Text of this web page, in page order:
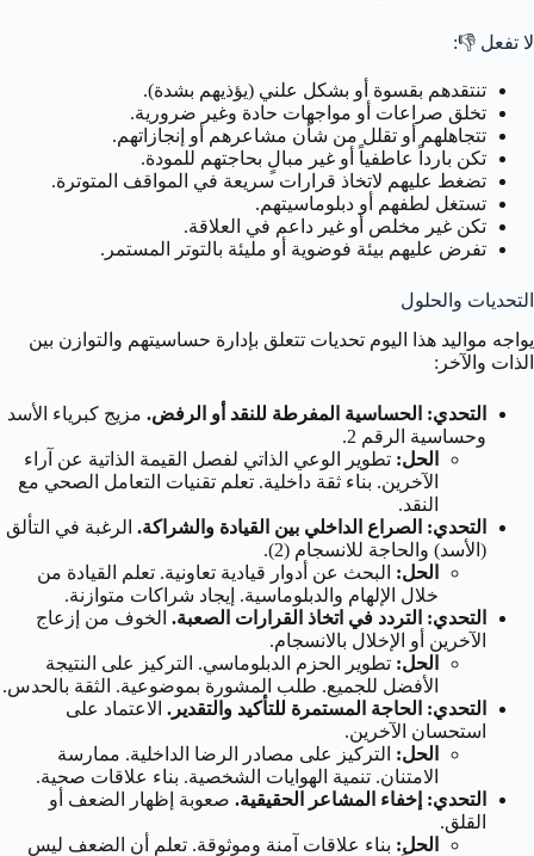
لا تفعل 👎:
تنتقدهم بقسوة أو بشكل علني (يؤذيهم بشدة).
تخلق صراعات أو مواجهات حادة وغير ضرورية.
تتجاهلهم أو تقلل من شأن مشاعرهم أو إنجازاتهم.
تكن بارداً عاطفياً أو غير مبالٍ بحاجتهم للمودة.
تضغط عليهم لاتخاذ قرارات سريعة في المواقف المتوترة.
تستغل لطفهم أو دبلوماسيتهم.
تكن غير مخلص أو غير داعم في العلاقة.
تفرض عليهم بيئة فوضوية أو مليئة بالتوتر المستمر.
التحديات والحلول
يواجه مواليد هذا اليوم تحديات تتعلق بإدارة حساسيتهم والتوازن بين
الذات والآخر:
التحدي: الحساسية المفرطة للنقد أو الرفض. مزيج كبرياء الأسد
وحساسية الرقم 2.
الحل: تطوير الوعي الذاتي لفصل القيمة الذاتية عن آراء
الآخرين. بناء ثقة داخلية. تعلم تقنيات التعامل الصحي مع
النقد.
التحدي: الصراع الداخلي بين القيادة والشراكة. الرغبة في التألق
(الأسد) والحاجة للانسجام (2).
الحل: البحث عن أدوار قيادية تعاونية. تعلم القيادة من
خلال الإلهام والدبلوماسية. إيجاد شراكات متوازنة.
التحدي: التردد في اتخاذ القرارات الصعبة. الخوف من إزعاج
الآخرين أو الإخلال بالانسجام.
الحل: تطوير الحزم الدبلوماسي. التركيز على النتيجة
الأفضل للجميع. طلب المشورة بموضوعية. الثقة بالحدس.
التحدي: الحاجة المستمرة للتأكيد والتقدير. الاعتماد على
استحسان الآخرين.
الحل: التركيز على مصادر الرضا الداخلية. ممارسة
الامتنان. تنمية الهوايات الشخصية. بناء علاقات صحية.
التحدي: إخفاء المشاعر الحقيقية. صعوبة إظهار الضعف أو
القلق.
الحل: بناء علاقات آمنة وموثوقة. تعلم أن الضعف ليس